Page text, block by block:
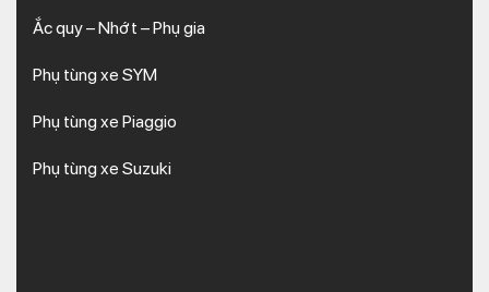
Ắc quy – Nhớt – Phụ gia
Phụ tùng xe SYM
Phụ tùng xe Piaggio
Phụ tùng xe Suzuki